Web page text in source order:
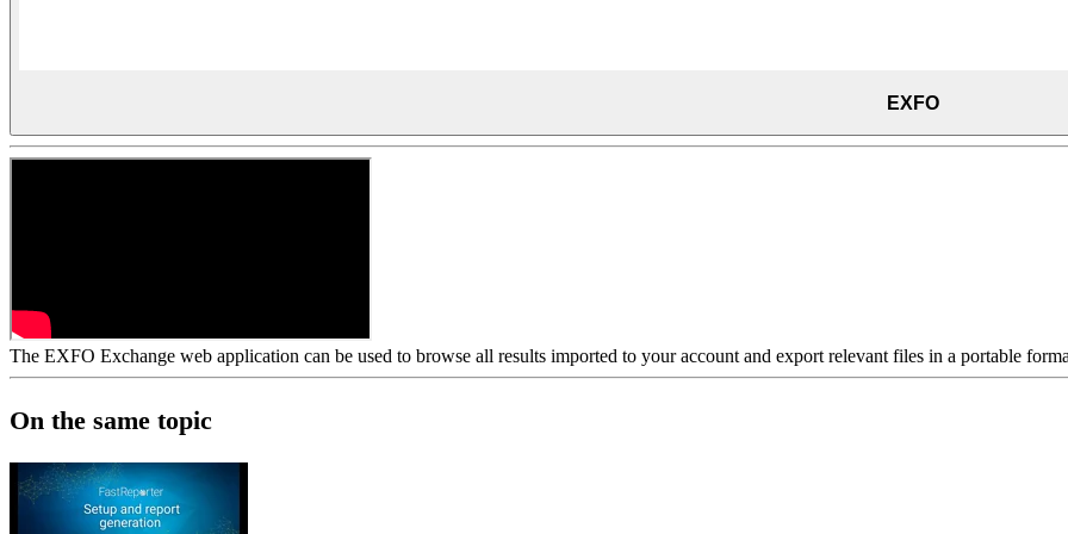
EXFO
The EXFO Exchange web application can be used to browse all results imported to your account and export relevant files in a portable
On the same topic